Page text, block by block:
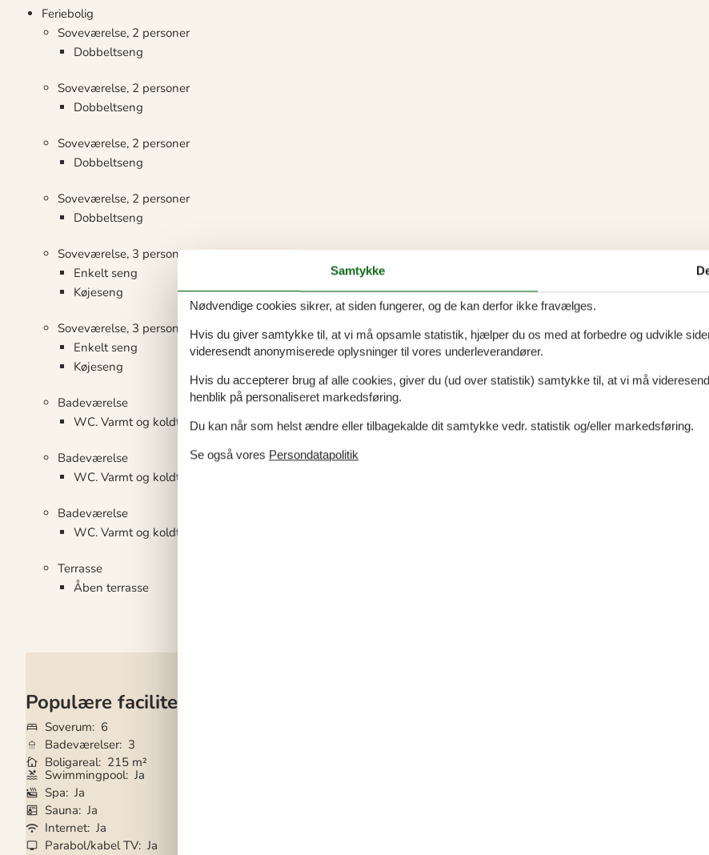
Feriebolig
Soveværelse, 2 personer
Dobbeltseng
Soveværelse, 2 personer
Dobbeltseng
Soveværelse, 2 personer
Dobbeltseng
Soveværelse, 2 personer
Dobbeltseng
Soveværelse, 3 personer
Enkelt seng
Køjeseng
Soveværelse, 3 personer
Enkelt seng
Køjeseng
Badeværelse
WC. Varmt og koldt vand, Bruser
Badeværelse
WC. Varmt og koldt vand, Bruser
Badeværelse
WC. Varmt og koldt vand, Bruser
Terrasse
Åben terrasse
Populære faciliteter
Soverum
6
Badeværelser 3
Boligareal 215 m²
Swimmingpool Ja
Spa Ja
Sauna Ja
Internet Ja
Parabol/kabel TV Ja
Samtykke
Nødvendige cookies sikrer, at siden fungerer, og de kan derfor ikke fravælges.
Hvis du giver samtykke til, at vi må opsamle statistik, hjælper du os med at forbedre og udvikle
videresendt anonymiserede oplysninger til vores underleverandører.
Hvis du accepterer brug af alle cookies, giver du (ud over statistik) samtykke til, at vi må
henblik på personaliseret markedsføring.
Du kan når som helst ændre eller tilbagekalde dit samtykke vedr. statistik og/eller markedsføring.
Se også vores Persondatapolitik